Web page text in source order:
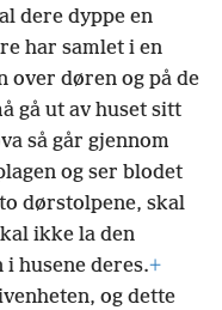
dere dyppe en
har samlet i en
over døren og på de
gå ut av huset sitt
så går gjennom
og ser blodet
dørstolpene, skal
ikke la den
husene deres.+
og dette